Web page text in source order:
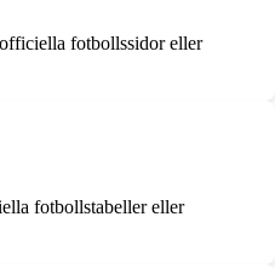
fotbollssidor eller
fotbollstabeller eller